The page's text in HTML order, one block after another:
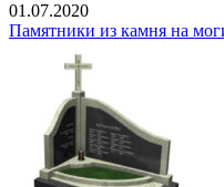
01.07.2020
Памятники из камня на